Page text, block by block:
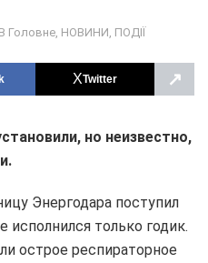
Головне НОВИНИ ПОДІЇ
Twitter ↗
но неизвестно,
Энергодара поступил
только годик.
острое респираторное